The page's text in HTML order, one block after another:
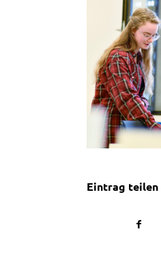
Eintrag teilen